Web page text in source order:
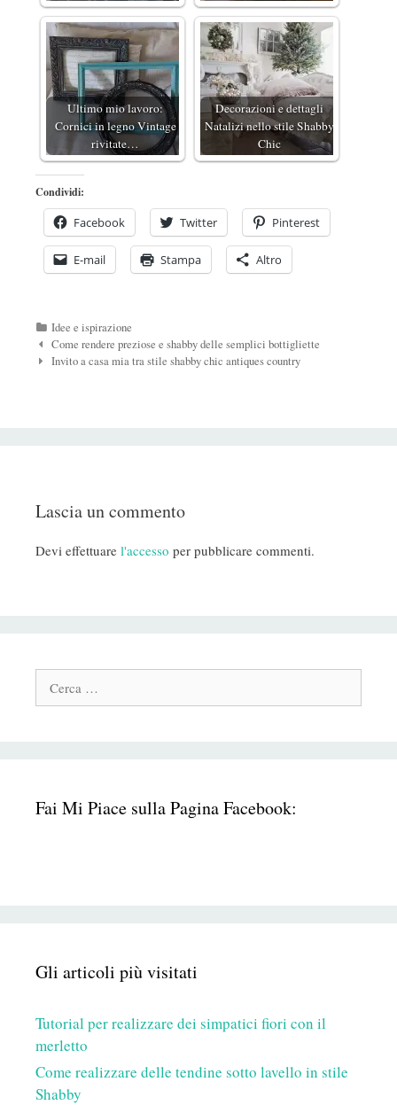
Ultimo mio lavoro:
Cornici in legno Vintage
rivitate…
Decorazioni e dettagli
Natalizi nello stile Shabby
Chic
Condividi:
Facebook Twitter Pinterest
E-mail Stampa Altro
Categorie
Idee e ispirazione
Navigazione
Post
Come rendere preziose e shabby delle semplici bottigliette
Invito a casa mia tra stile shabby chic antiques country
Lascia un commento
Devi effettuare l'accesso per pubblicare commenti.
Cerca:
Fai Mi Piace sulla Pagina Facebook:
Gli articoli più visitati
Tutorial per realizzare dei simpatici fiori con il
merletto
Come realizzare delle tendine sotto lavello in stile
Shabby